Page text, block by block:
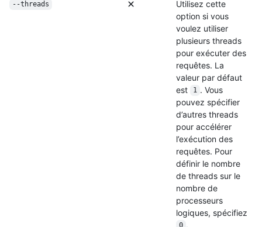
--threads
Utilisez cette
option si vous
voulez utiliser
plusieurs threads
pour exécuter des
requêtes. La
valeur par défaut
est
1 . Vous
pouvez spécifier
d’autres threads
pour accélérer
l’exécution des
requêtes. Pour
définir le nombre
de threads sur le
nombre de
processeurs
logiques, spécifiez
.